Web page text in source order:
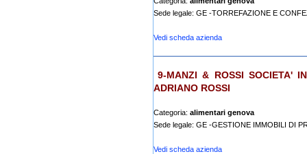
Sede legale: GE -TORREFAZIONE E
Vedi scheda azienda
9-MANZI & ROSSI SOCIETA'
ADRIANO ROSSI
Categoria: alimentari genova
Sede legale: GE -GESTIONE IMMOBILI DI
Vedi scheda azienda